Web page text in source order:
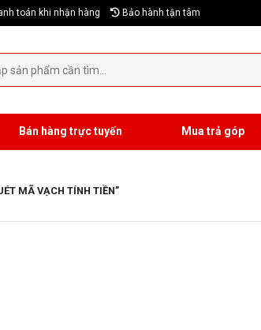
toán khi nhận hàng Bảo hành tận tâm
Bán hàng trực tuyến Mua trả góp
MÃ VẠCH TÍNH TIỀN”